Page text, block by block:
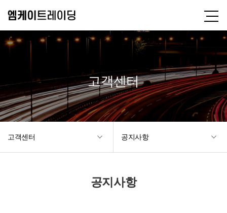
고객센터 공지사항
고객센터
공지사항